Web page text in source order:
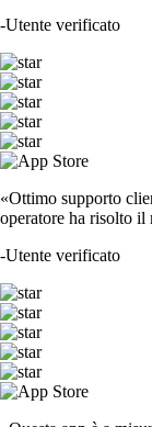
-Utente verificato
«Ottimo supporto
operatore ha risolto
-Utente verificato